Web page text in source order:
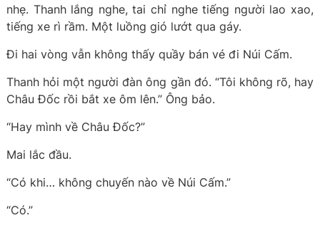
nhẹ. Thanh lắng nghe, tai chỉ nghe tiếng người lao xao,
tiếng xe rì rầm. Một luồng gió lướt qua gáy.
Đi hai vòng vẫn không thấy quầy bán vé đi Núi Cấm.
Thanh hỏi một người đàn ông gần đó. “Tôi không rõ, hay
Châu Đốc rồi bắt xe ôm lên.” Ông bảo.
“Hay mình về Châu Đốc?”
Mai lắc đầu.
“Có khi… không chuyến nào về Núi Cấm.”
“Có.”